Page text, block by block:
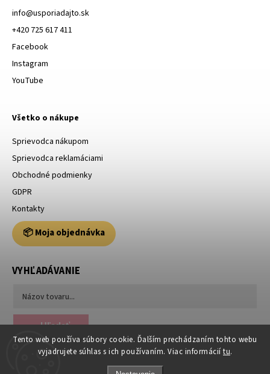
Tento web používa súbory cookie. Ďalším prechádzaním tohto webu
vyjadrujete súhlas s ich používaním. Viac informácií tu.
info@usporiadajto.sk
+420 725 617 411
Facebook
Instagram
YouTube
Všetko o nákupe
Sprievodca nákupom
Sprievodca reklamáciami
Obchodné podmienky
GDPR
Kontakty
📦 Moja objednávka
VYHĽADÁVANIE
Hľadať